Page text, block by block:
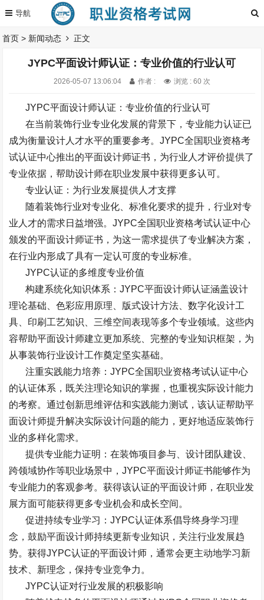
首页 > 新闻动态 正文
JYPC平面设计师认证：专业价值的行业认可
2026-05-07 13:06:04 作者 : 浏览 : 60 次
JYPC平面设计师认证：专业价值的行业认可
在当前装饰行业专业化发展的背景下，专业能力认证已
成为衡量设计人才水平的重要参考。JYPC全国职业资格考
试认证中心推出的平面设计师证书，为行业人才评价提供了
专业依据，帮助设计师在职业发展中获得更多认可。
专业认证：为行业发展提供人才支撑
随着装饰行业对专业化、标准化要求的提升，行业对专
业人才的需求日益增强。JYPC全国职业资格考试认证中心
颁发的平面设计师证书，为这一需求提供了专业解决方案，
在行业内形成了具有一定认可度的专业标准。
JYPC认证的多维度专业价值
构建系统化知识体系：JYPC平面设计师认证涵盖设计
理论基础、色彩应用原理、版式设计方法、数字化设计工
具、印刷工艺知识、三维空间表现等多个专业领域。这些内
容帮助平面设计师建立更加系统、完整的专业知识框架，为
从事装饰行业设计工作奠定坚实基础。
注重实践能力培养：JYPC全国职业资格考试认证中心
的认证体系，既关注理论知识的掌握，也重视实际设计能力
的考察。通过创新思维评估和实践能力测试，该认证帮助平
面设计师提升解决实际设计问题的能力，更好地适应装饰行
业的多样化需求。
提供专业能力证明：在装饰项目参与、设计团队建设、
跨领域协作等职业场景中，JYPC平面设计师证书能够作为
专业能力的客观参考。获得该认证的平面设计师，在职业发
展方面可能获得更多专业机会和成长空间。
促进持续专业学习：JYPC认证体系倡导终身学习理
念，鼓励平面设计师持续更新专业知识，关注行业发展趋
势。获得JYPC认证的平面设计师，通常会更主动地学习新
技术、新理念，保持专业竞争力。
JYPC认证对行业发展的积极影响